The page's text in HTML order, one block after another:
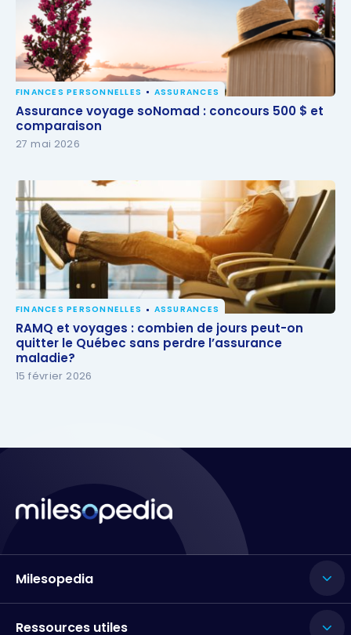
Assurance voyage soNomad : concours 500 $ et
comparaison
FINANCES PERSONNELLES ASSURANCES
Assurance voyage soNomad : concours 500 $ et
comparaison
27 mai 2026
RAMQ et voyages : combien de jours peut-on
quitter le Québec sans perdre l’assurance maladie?
FINANCES PERSONNELLES ASSURANCES
RAMQ et voyages : combien de jours peut-on
quitter le Québec sans perdre l’assurance
maladie?
15 février 2026
Milesopedia
Ressources utiles